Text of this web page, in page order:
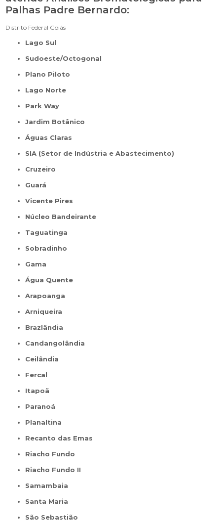
Palhas Padre Bernardo:
Distrito Federal Goiás
Lago Sul
Sudoeste/Octogonal
Plano Piloto
Lago Norte
Park Way
Jardim Botânico
Águas Claras
SIA (Setor de Indústria e Abastecimento)
Cruzeiro
Guará
Vicente Pires
Núcleo Bandeirante
Taguatinga
Sobradinho
Gama
Água Quente
Arapoanga
Arniqueira
Brazlândia
Candangolândia
Ceilândia
Fercal
Itapoã
Paranoá
Planaltina
Recanto das Emas
Riacho Fundo
Riacho Fundo II
Samambaia
Santa Maria
São Sebastião